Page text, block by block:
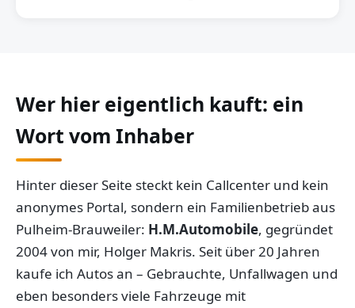
Wer hier eigentlich kauft: ein
Wort vom Inhaber
Hinter dieser Seite steckt kein Callcenter und kein
anonymes Portal, sondern ein Familienbetrieb aus
Pulheim-Brauweiler: H.M.Automobile, gegründet
2004 von mir, Holger Makris. Seit über 20 Jahren
kaufe ich Autos an – Gebrauchte, Unfallwagen und
eben besonders viele Fahrzeuge mit